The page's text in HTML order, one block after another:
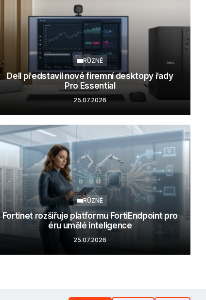
RŮZNÉ
Dell představil nové firemní desktopy řady
Pro Essential
25.07.2026
RŮZNÉ
Fortinet rozšiřuje platformu FortiEndpoint pro
éru umělé inteligence
25.07.2026